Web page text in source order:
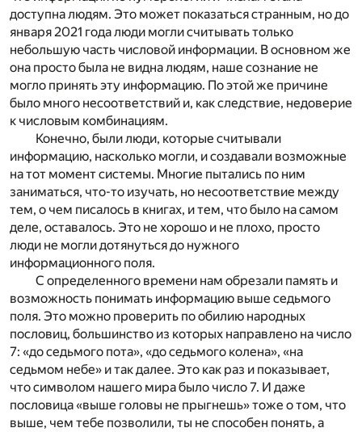
доступна людям. Это может показаться странным, но до
января 2021 года люди могли считывать только
небольшую часть числовой информации. В основном же
она просто была не видна людям, наше сознание не
могло принять эту информацию. По этой же причине
было много несоответствий и, как следствие, недоверие
к числовым комбинациям.
Конечно, были люди, которые считывали
информацию, насколько могли, и создавали возможные
на тот момент системы. Многие пытались по ним
заниматься, что-то изучать, но несоответствие между
тем, о чем писалось в книгах, и тем, что было на самом
деле, оставалось. Это не хорошо и не плохо, просто
люди не могли дотянуться до нужного
информационного поля.
С определенного времени нам обрезали память и
возможность понимать информацию выше седьмого
поля. Это можно проверить по обилию народных
пословиц, большинство из которых направлено на число
7: «до седьмого пота», «до седьмого колена», «на
седьмом небе» и так далее. Это как раз и показывает,
что символом нашего мира было число 7. И даже
пословица «выше головы не прыгнешь» тоже о том, что
выше, чем тебе позволили, ты не способен понять, а